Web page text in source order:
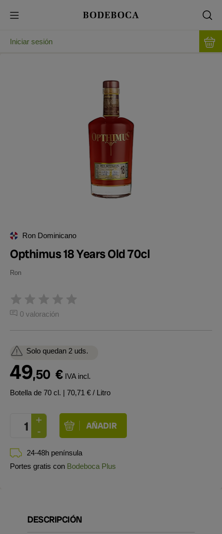
Iniciar sesión
Ron Dominicano
Opthimus 18 Years Old 70cl
Ron
0 valoración
Solo quedan 2 uds.
49,50 € IVA incl.
Botella de 70 cl. | 70,71 € / Litro
24-48h península
Portes gratis con Bodeboca Plus
DESCRIPCIÓN